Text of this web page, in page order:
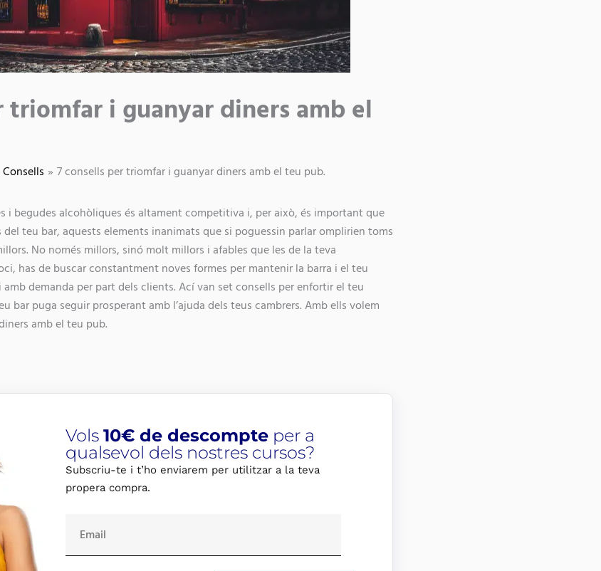
triomfar i guanyar diners amb el
Consells 7 consells per triomfar i guanyar diners amb el teu pub.
i begudes alcohòliques és altament competitiva i, per això, és important que
del teu bar, aquests elements inanimats que si poguessin parlar omplirien toms
No només millors, sinó molt millors i afables que les de la teva
has de buscar constantment noves formes per mantenir la barra i el teu
demanda per part dels clients. Ací van set consells per enfortir el teu
bar puga seguir prosperant amb l’ajuda dels teus cambrers. Amb ells volem
amb el teu pub.
Vols 10€ de descompteper a
qualsevol dels nostres cursos?
Subscriu-te i t’ho enviarem per utilitzar a la teva
propera compra.
a